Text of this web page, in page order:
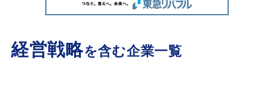
経営戦略を含む企業一覧